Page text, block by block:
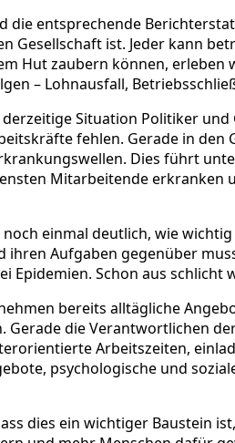
die entsprechende
Gesellschaft ist. Jeder kann
Hut zaubern können,
– Lohnausfall,
Situation Politiker
fehlen. Gerade in
Dies führt
Mitarbeitende
einmal deutlich, wie
ihren Aufgaben gegenüber
Epidemien. Schon aus schlicht
bereits alltägliche
die Verantwortlichen
Arbeitszeiten,
psychologische und
dies ein wichtiger Baustein